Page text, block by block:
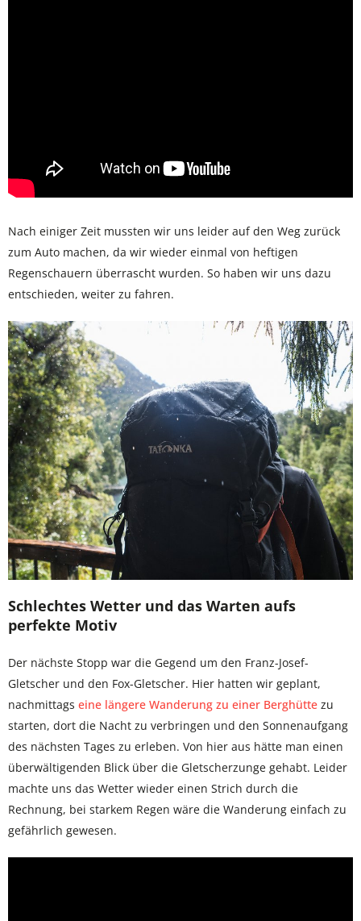
Nach einiger Zeit mussten wir uns leider auf den Weg zurück
zum Auto machen, da wir wieder einmal von heftigen
Regenschauern überrascht wurden. So haben wir uns dazu
entschieden, weiter zu fahren.
Schlechtes Wetter und das Warten aufs
perfekte Motiv
Der nächste Stopp war die Gegend um den Franz-Josef-
Gletscher und den Fox-Gletscher. Hier hatten wir geplant,
nachmittags eine längere Wanderung zu einer Berghütte zu
starten, dort die Nacht zu verbringen und den Sonnenaufgang
des nächsten Tages zu erleben. Von hier aus hätte man einen
überwältigenden Blick über die Gletscherzunge gehabt. Leider
machte uns das Wetter wieder einen Strich durch die
Rechnung, bei starkem Regen wäre die Wanderung einfach zu
gefährlich gewesen.